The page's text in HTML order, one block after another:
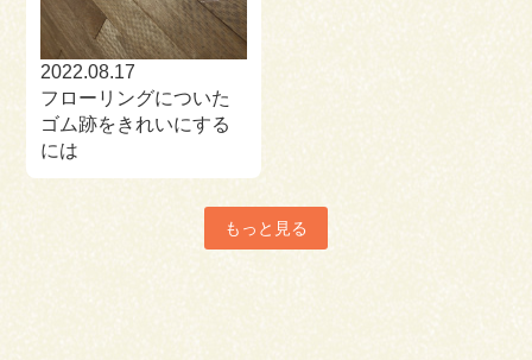
2022.08.17
フローリングについた
ゴム跡をきれいにする
には
もっと見る